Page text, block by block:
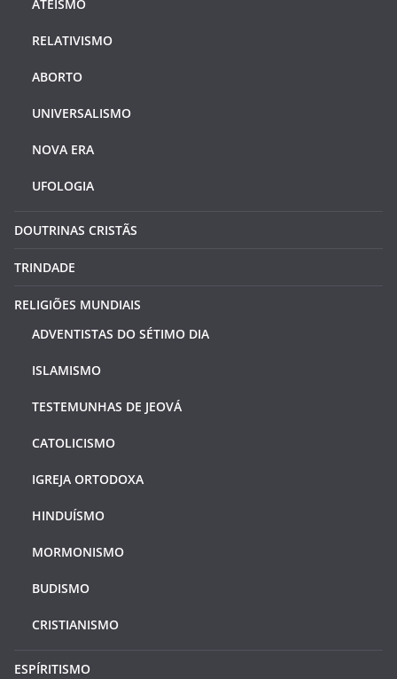
ATEÍSMO
RELATIVISMO
ABORTO
UNIVERSALISMO
NOVA ERA
UFOLOGIA
DOUTRINAS CRISTÃS
TRINDADE
RELIGIÕES MUNDIAIS
ADVENTISTAS DO SÉTIMO DIA
ISLAMISMO
TESTEMUNHAS DE JEOVÁ
CATOLICISMO
IGREJA ORTODOXA
HINDUÍSMO
MORMONISMO
BUDISMO
CRISTIANISMO
ESPÍRITISMO